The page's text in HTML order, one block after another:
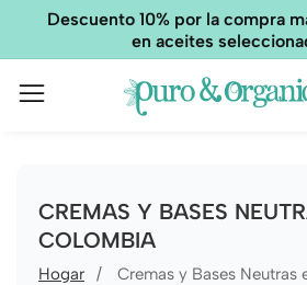
Descuento 10% por la compra
en aceites
RECOPILACIÓN:
CREMAS Y BASES
COLOMBIA
Hogar Cremas y Bases Neutras